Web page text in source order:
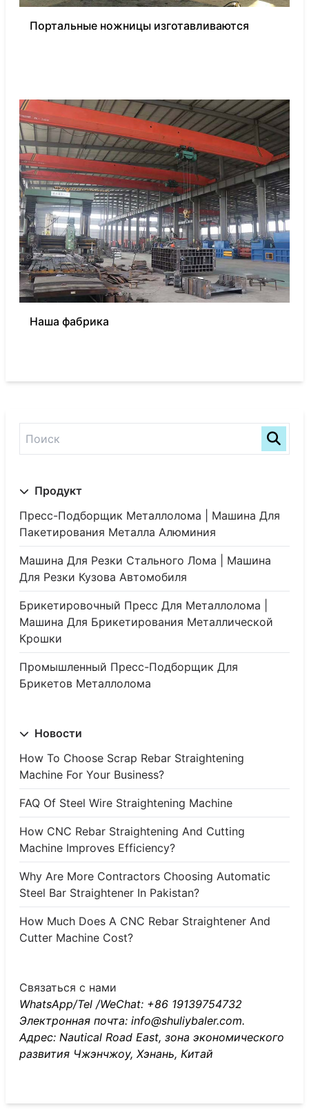
Продукт
Пресс-Подборщик Металлолома | Машина Для
Пакетирования Металла Алюминия
Машина Для Резки Стального Лома | Машина
Для Резки Кузова Автомобиля
Брикетировочный Пресс Для Металлолома |
Машина Для Брикетирования Металлической
Крошки
Промышленный Пресс-Подборщик Для
Брикетов Металлолома
Новости
How To Choose Scrap Rebar Straightening
Machine For Your Business?
FAQ Of Steel Wire Straightening Machine
How CNC Rebar Straightening And Cutting
Machine Improves Efficiency?
Why Are More Contractors Choosing Automatic
Steel Bar Straightener In Pakistan?
How Much Does A CNC Rebar Straightener And
Cutter Machine Cost?
Связаться с нами
WhatsApp/Tel /WeChat: +86 19139754732
Электронная почта: info@shuliybaler.com.
Адрес: Nautical Road East, зона экономического
развития Чжэнчжоу, Хэнань, Китай
Портальные ножницы изготавливаются
Наша фабрика